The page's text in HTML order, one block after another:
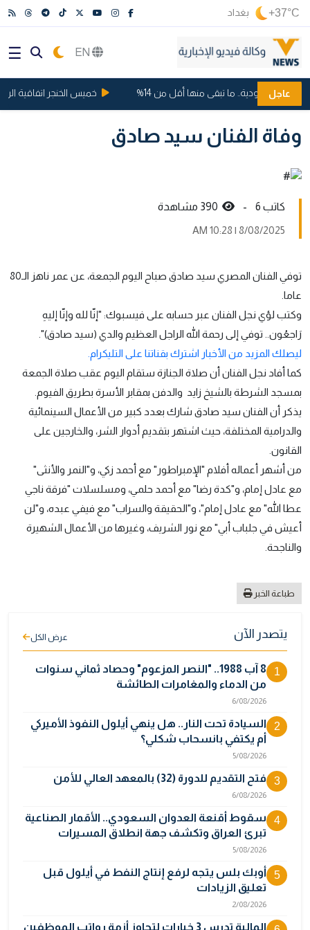
+37°C بغداد
عاجل
السعودية.. ما تبقى منها أقل من 14% خميس الخنجر اتفاقية
وفاة الفنان سيد صادق
كاتب 6 -
8/08/2025 | 10:28 AM
توفي الفنان المصري سيد صادق صباح اليوم الجمعة، عن عمر ناهز الـ80
عاما.
وكتب لؤي نجل الفنان عبر حسابه على فيسبوك: "إنّا لله وإنّا إليهِ
رَاجعُون.. توفي إلى رحمة الله الراجل العظيم والدي (سيد صادق)".
ليصلك المزيد من الأخبار اشترك بقناتنا على التليكرام.
كما أفاد نجل الفنان أن صلاة الجنازة ستقام اليوم عقب صلاة الجمعة
بمسجد الشرطة بالشيخ زايد والدفن بمقابر الأسرة بطريق الفيوم.
يذكر أن الفنان سيد صادق شارك بعدد كبير من الأعمال السينمائية
والدرامية المختلفة، حيث اشتهر بتقديم أدوار الشر، والخارجين على
القانون.
من أشهر أعماله أفلام "الإمبراطور" مع أحمد زكي، و"النمر والأنثى"
مع عادل إمام، و"كدة رضا" مع أحمد حلمي، ومسلسلات "فرقة ناجي
عطا الله" مع عادل إمام"، و"الحقيقة والسراب" مع فيفي عبده، و"لن
أعيش في جلباب أبي" مع نور الشريف، وغيرها من الأعمال الشهيرة
والناجحة.
طباعة الخبر
يتصدر الآن عرض الكل
1
8 آب 1988.. "النصر المزعوم" وحصاد ثماني سنوات
من الدماء والمغامرات الطائشة
6/08/2026
2
السيادة تحت النار.. هل ينهي أيلول النفوذ الأميركي
أم يكتفي بانسحاب شكلي؟
5/08/2026
3 فتح التقديم للدورة (32) بالمعهد العالي للأمن
6/08/2026
4
سقوط أقنعة العدوان السعودي.. الأقمار الصناعية
تبرئ العراق وتكشف جهة انطلاق المسيرات
5/08/2026
5
أوبك بلس يتجه لرفع إنتاج النفط في أيلول قبل
تعليق الزيادات
2/08/2026
المالية تدرس 3 خيارات لتجاوز أزمة رواتب الموظفين